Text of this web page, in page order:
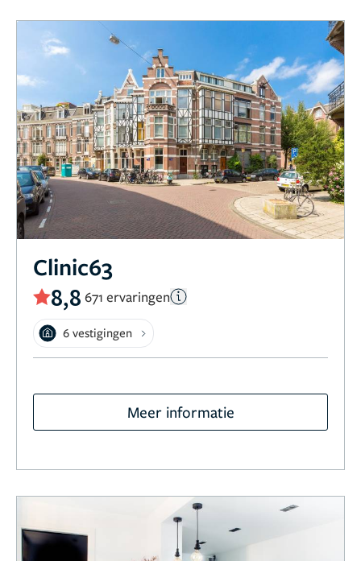
Clinic63
8,8 671 ervaringen
6 vestigingen
Meer informatie